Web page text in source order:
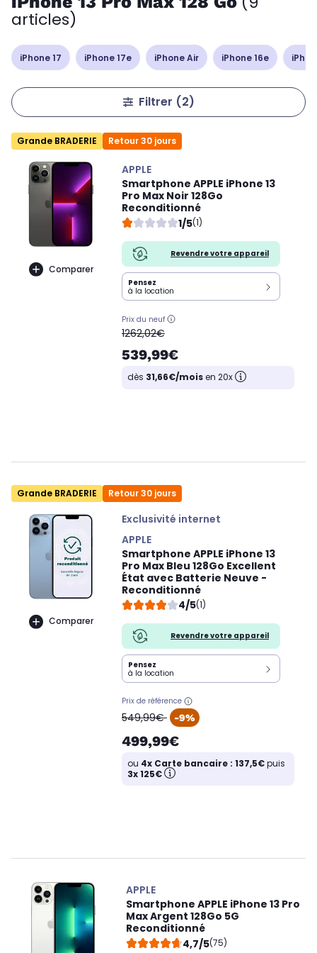
articles)
iPhone 17 iPhone 17e iPhone Air iPhone 16e
Filtrer (2)
Grande BRADERIE Retour 30 jours
Comparer
APPLE
Smartphone APPLE iPhone 13
Pro Max Noir 128Go
Reconditionné
1/5(1)
Revendre votre appareil
Pensez
à la location
Prix du neuf
oldPrice
1262,02€
539,99€
dès 31,66€/moisen 20x
Grande BRADERIE Retour 30 jours
Comparer
Exclusivité internet
APPLE
Smartphone APPLE iPhone 13
Pro Max Bleu 128Go Excellent
État avec Batterie Neuve -
Reconditionné
4/5(1)
Revendre votre appareil
Pensez
à la location
Prix de référence
oldPrice
549,99€ -9%
499,99€
ou 4x Carte bancaire : 137,5€puis
3x 125€
APPLE
Smartphone APPLE iPhone 13 Pro
Max Argent 128Go 5G
Reconditionné
4,7/5(75)